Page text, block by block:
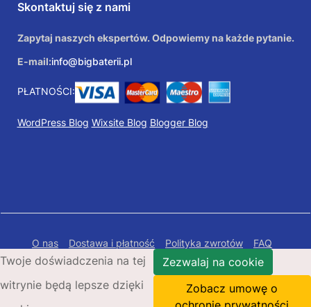
Skontaktuj się z nami
Zapytaj naszych ekspertów. Odpowiemy na każde pytanie.
E-mail:info@bigbaterii.pl
PŁATNOŚCI:
WordPress Blog Wixsite Blog Blogger Blog
O nas Dostawa i płatność Polityka zwrotów
FAQ
Polityka prywatności
Mapa Strony
Copyright © 2026 Bigbaterii.pl. Wszelkie prawa
zastrzeżone.
Twoje doświadczenia na tej
witrynie będą lepsze dzięki
Zezwalaj na cookie
Zobacz umowę o